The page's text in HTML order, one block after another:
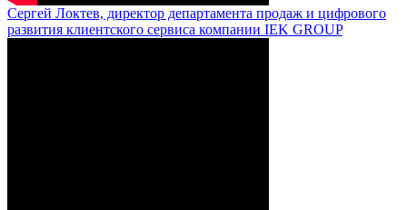
Сергей Локтев, директор департамента продаж и цифрового
развития клиентского сервиса компании IEK GROUP